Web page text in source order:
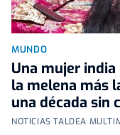
MUNDO
Una mujer
la melena más
una década sin
NOTICIAS TALDEA